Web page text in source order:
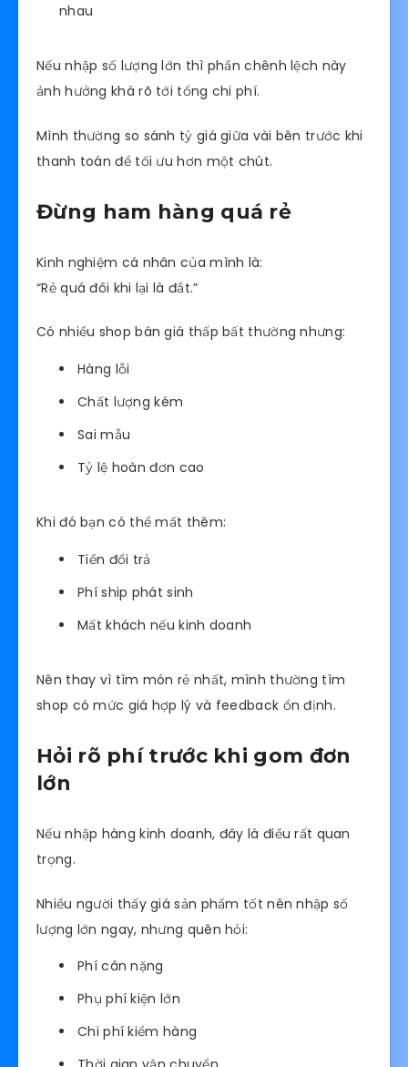
nhau
Nếu nhập số lượng lớn thì phần chênh lệch này
ảnh hưởng khá rõ tới tổng chi phí.
Mình thường so sánh tỷ giá giữa vài bên trước khi
thanh toán để tối ưu hơn một chút.
Đừng ham hàng quá rẻ
Kinh nghiệm cá nhân của mình là:
“Rẻ quá đôi khi lại là đắt.”
Có nhiều shop bán giá thấp bất thường nhưng:
Hàng lỗi
Chất lượng kém
Sai mẫu
Tỷ lệ hoàn đơn cao
Khi đó bạn có thể mất thêm:
Tiền đổi trả
Phí ship phát sinh
Mất khách nếu kinh doanh
Nên thay vì tìm món rẻ nhất, mình thường tìm
shop có mức giá hợp lý và feedback ổn định.
Hỏi rõ phí trước khi gom đơn
lớn
Nếu nhập hàng kinh doanh, đây là điều rất quan
trọng.
Nhiều người thấy giá sản phẩm tốt nên nhập số
lượng lớn ngay, nhưng quên hỏi:
Phí cân nặng
Phụ phí kiện lớn
Chi phí kiểm hàng